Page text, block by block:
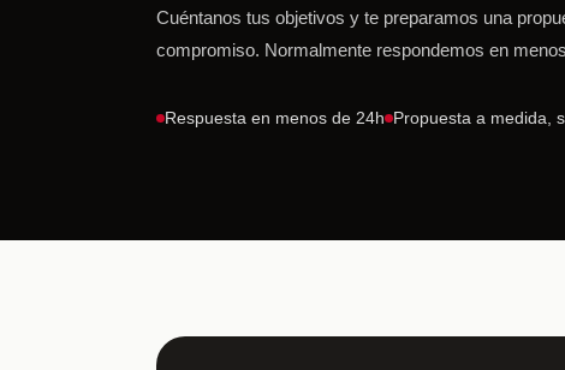
Cuéntanos tus objetivos y te preparamos una
compromiso. Normalmente respondemos en
Respuesta en menos de 24h Propuesta a medida,